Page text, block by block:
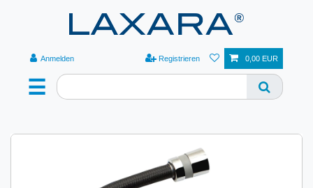
☰
Anmelden Registrieren 0,00 EUR